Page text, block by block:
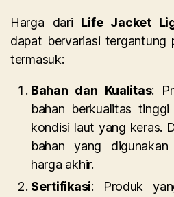
Harga dari Life Jacket
dapat bervariasi tergantung
termasuk:
Bahan dan Kualitas:
bahan berkualitas
kondisi laut yang keras.
bahan yang digunakan
harga akhir.
Sertifikasi: Produk